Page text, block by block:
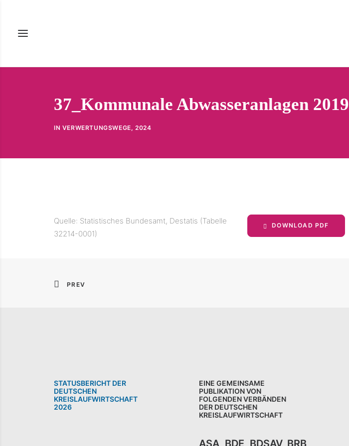
37_Kommunale Abwasseranlagen 2019
IN VERWERTUNGSWEGE,2024
Quelle: Statistisches Bundesamt, Destatis (Tabelle
32214-0001)
DOWNLOAD PDF
PREV
STATUSBERICHT DER
DEUTSCHEN
KREISLAUFWIRTSCHAFT
2026
EINE GEMEINSAME
PUBLIKATION VON
FOLGENDEN VERBÄNDEN
DER DEUTSCHEN
KREISLAUFWIRTSCHAFT
ASA BDE BDSAV, BRB,